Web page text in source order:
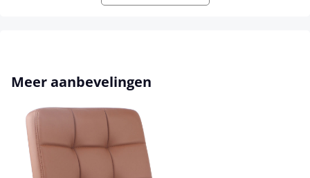
Productgalerij overslaan
Meer aanbevelingen